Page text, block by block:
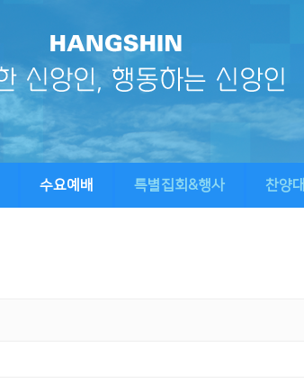
수요예배 특별집회&행사 찬양대